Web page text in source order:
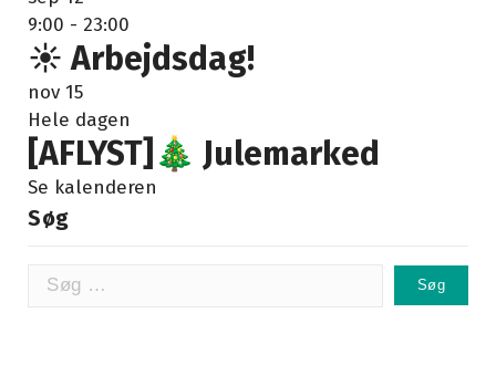
9:00 - 23:00
☀️ Arbejdsdag!
nov 15
Hele dagen
[AFLYST]🎄 Julemarked
Se kalenderen
Søg
Søg